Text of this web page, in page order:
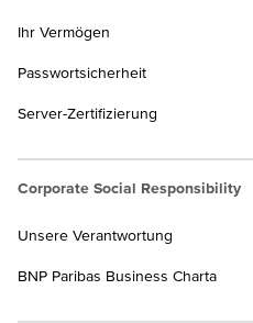
Ihr Vermögen
Passwortsicherheit
Server-Zertifizierung
Corporate Social Responsibility
Unsere Verantwortung
BNP Paribas Business Charta